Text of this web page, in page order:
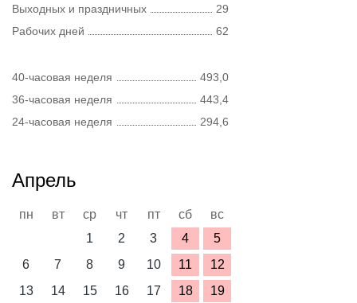
Выходных и праздничных
29
Рабочих дней
62
40-часовая неделя
493,0
36-часовая неделя
443,4
24-часовая неделя
294,6
Апрель
пн вт ср чт пт сб
вс
1
2 3 4
5
6
7 8 9 10 11
12
13
14 15 16 17 18
19